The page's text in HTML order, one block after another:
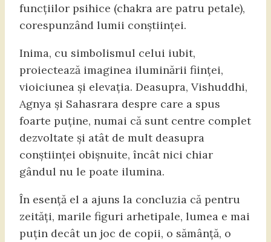
funcțiilor psihice (chakra are patru petale),
corespunzând lumii conștiinței.
Inima, cu simbolismul celui iubit,
proiectează imaginea iluminării ființei,
vioiciunea și elevația. Deasupra, Vishuddhi,
Agnya și Sahasrara despre care a spus
foarte puține, numai că sunt centre complet
dezvoltate și atât de mult deasupra
conștiinței obișnuite, încât nici chiar
gândul nu le poate ilumina.
În esență el a ajuns la concluzia că pentru
zeități, marile figuri arhetipale, lumea e mai
puțin decât un joc de copii, o sămânță, o